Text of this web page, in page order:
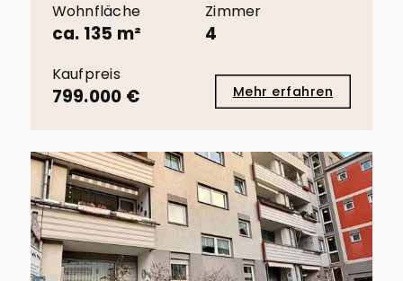
Wohnfläche
ca. 135 m²
Zimmer
4
Kaufpreis
799.000 € Mehr erfahren